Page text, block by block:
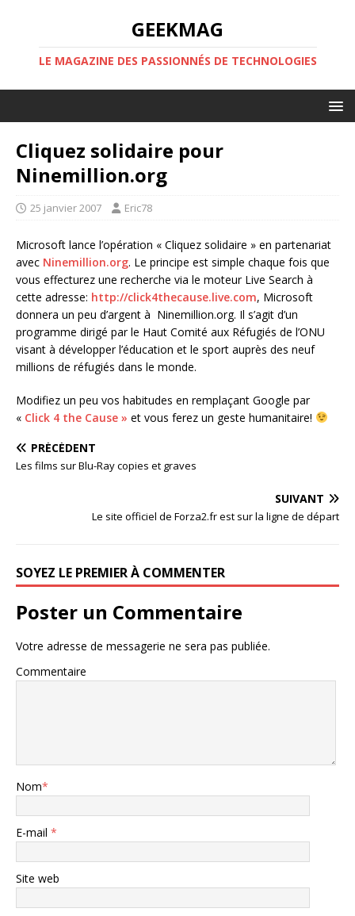
GEEKMAG
LE MAGAZINE DES PASSIONNÉS DE TECHNOLOGIES
Cliquez solidaire pour
Ninemillion.org
25 janvier 2007 Eric78
Microsoft lance l’opération « Cliquez solidaire » en partenariat
avec Ninemillion.org. Le principe est simple chaque fois que
vous effecturez une recherche via le moteur Live Search à
cette adresse: http://click4thecause.live.com, Microsoft
donnera un peu d’argent à Ninemillion.org. Il s’agit d’un
programme dirigé par le Haut Comité aux Réfugiés de l’ONU
visant à développer l’éducation et le sport auprès des neuf
millions de réfugiés dans le monde.
Modifiez un peu vos habitudes en remplaçant Google par
« Click 4 the Cause » et vous ferez un geste humanitaire!
PRÉCÉDENT
Les films sur Blu-Ray copies et graves
SUIVANT
Le site officiel de Forza2.fr est sur la ligne de départ
SOYEZ LE PREMIER À COMMENTER
Poster un Commentaire
Votre adresse de messagerie ne sera pas publiée.
Commentaire
Nom*
E-mail *
Site web